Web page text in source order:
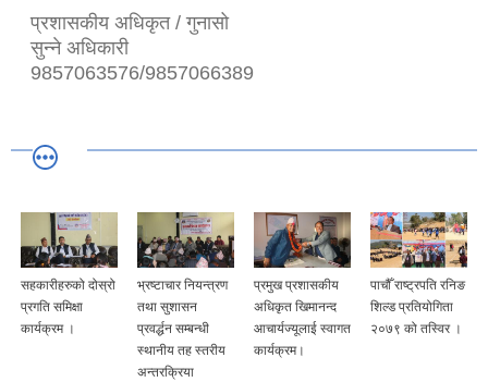
प्रशासकीय अधिकृत / गुनासो
सुन्ने अधिकारी
9857063576/9857066389
सहकारीहरुको दोस्रो
प्रगति समिक्षा
कार्यक्रम ।
भ्रष्टाचार नियन्त्रण
तथा सुशासन
प्रवर्द्धन सम्बन्धी
स्थानीय तह स्तरीय
अन्तरक्रिया
प्रमुख प्रशासकीय
अधिकृत खिमानन्द
आचार्यज्यूलाई स्वागत
कार्यक्रम।
पाचौँ राष्ट्रपति रनिङ
शिल्ड प्रतियोगिता
२०७९ को तस्विर ।